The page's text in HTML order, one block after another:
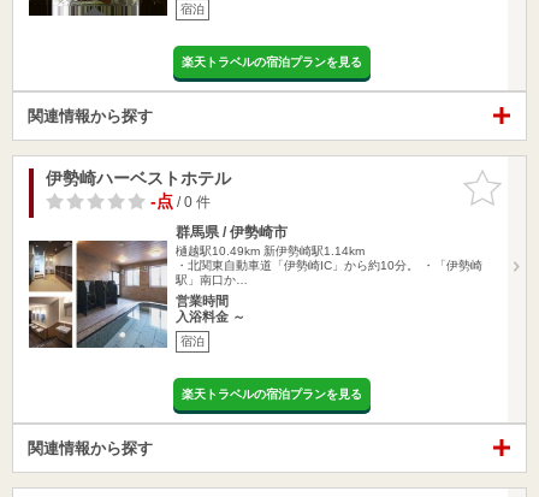
宿泊
楽天トラベルの宿泊プランを見る
関連情報から探す
お気に入
りに追加
伊勢崎ハーベストホテル
-点/ 0 件
群馬県 / 伊勢崎市
樋越駅10.49km 新伊勢崎駅1.14km
・北関東自動車道「伊勢崎IC」から約10分。 ・「伊勢崎
駅」南口か…
営業時間
入浴料金 ～
宿泊
楽天トラベルの宿泊プランを見る
関連情報から探す